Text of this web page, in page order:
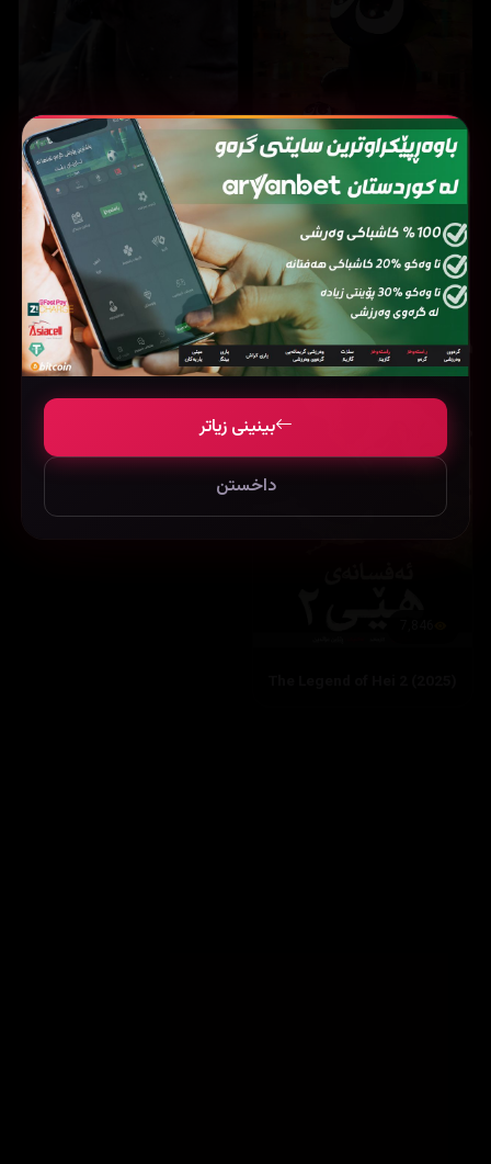
14,312
The Legend of Hei (2019)
12,779
Lucky strike (2026)
بینینی زیاتر
داخستن